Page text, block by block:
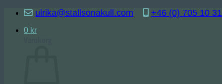
Skip
content
ulrika@stallsonakull.com +46 (0) 705 10
0 kr